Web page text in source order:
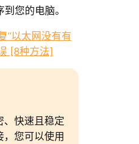
您的电脑。
“以太网没有有
[8种方法]
、快速且稳定
，您可以使用